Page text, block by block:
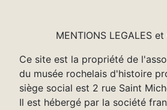
MENTIONS LEGALES
Ce site est la propriété de
du musée rochelais d'histoire
siège social est 2 rue Saint
Il est hébergé par la société